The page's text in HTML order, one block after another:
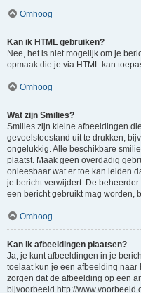
Omhoog
Kan ik HTML gebruiken?
Nee, het is niet mogelijk om je
opmaak die je via HTML kan
Omhoog
Wat zijn Smilies?
Smilies zijn kleine afbeeldingen
gevoelstoestand uit te drukken,
ongelukkig. Alle beschikbare
plaatst. Maak geen overdadig
onleesbaar wat er toe kan leiden
je bericht verwijdert. De
een bericht gebruikt mag worden,
Omhoog
Kan ik afbeeldingen plaatsen?
Ja, je kunt afbeeldingen in je
toelaat kun je een afbeelding naar
zorgen dat de afbeelding op een
bijvoorbeeld http://